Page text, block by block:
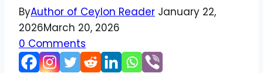
ByAuthor of Ceylon Reader January 22,
2026March 20, 2026
0 Comments